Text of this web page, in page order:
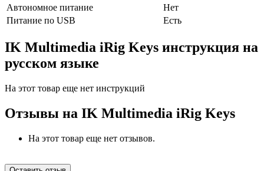
Автономное питание
Нет
Питание по USB
Есть
IK Multimedia iRig Keys инструкция на
русском языке
На этот товар еще нет инструкций
Отзывы на IK Multimedia iRig Keys
На этот товар еще нет отзывов.